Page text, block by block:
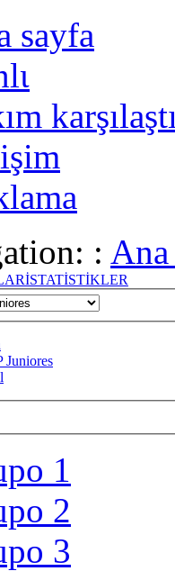
sayfa
:
İSTATİSTİKLER
Juniores
1
2
3